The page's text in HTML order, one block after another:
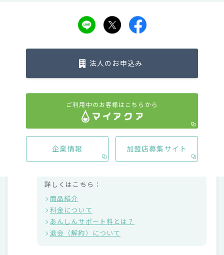
2年割プラン：
1,928円/月（税込）
ヘラルボニーデザインサーバー
1,980円/月（税込）
※2年割りプランとは？
ウォーターボトルとあんしんサポート料をお安くご利
用いただけるお得なプラン(2年毎のお申込み・自動更
詳しくはこちら：
商品紹介
料金について
あんしんサポート料とは？
退会（解約）について
法人のお申込み
ご利用中のお客様はこちらから
企業情報 加盟店募集サイト